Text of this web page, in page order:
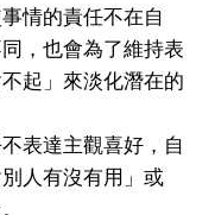
情的責任不在自
，也會為了維持表
起」來淡化潛在的
表達主觀喜好，自
人有沒有用」或